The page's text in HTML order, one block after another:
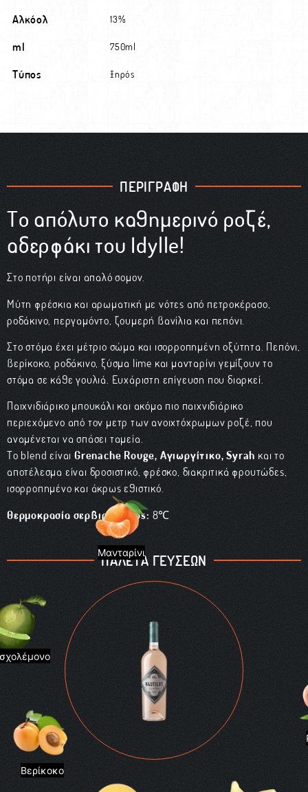
Αλκόολ 13%
ml 750ml
Τύπος Ξηρός
ΠΕΡΙΓΡΑΦΗ
Το απόλυτο καθημερινό ροζέ,
αδερφάκι του Idylle!
Στο ποτήρι είναι απαλόσομον.
Μύτη φρέσκια και αρωματική με νότες από πετροκέρασο,
ροδάκινο, περγαμόντο, ζουμερή βανίλια και πεπόνι.
Στο στόμα έχει μέτριο σώμα και ισορροπημένη οξύτητα. Πεπόνι,
βερίκοκο, ροδάκινο, ξύσμα lime και μανταρίνι γεμίζουν το
στόμα σε κάθε γουλιά. Ευχάριστη επίγευση που διαρκεί.
Παιχνιδιάρικο μπουκάλι και ακόμα πιο παιχνιδιάρικο
περιεχόμενο από τον μετρ των ανοιχτόχρωμων ροζέ, που
αναμένεται να σπάσει ταμεία.
Το blendείναιGrenache Rouge, Αγιωργίτικο,Syrah και το
αποτέλεσμα είναι δροσιστικό, φρέσκο, διακριτικά φρουτώδες,
ισορροπημένο και άκρως εθιστικό.
Θερμοκρασία σερβιρίσματος: 8℃
ΠΑΛΕΤΑ ΓΕΥΣΕΩΝ
Βερίκοκο
Μανταρίνι